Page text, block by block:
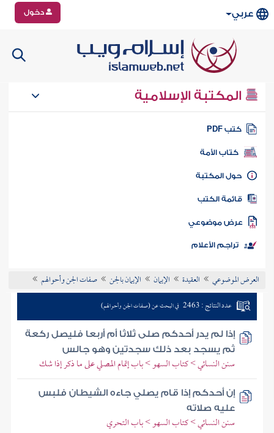
عربي دخول
المكتبة الإسلامية
كتب PDF
كتاب الأمة
المكتبة
الكتب
موضوعي
تراجم الأعلام
العرض الموضوعي العقيدة الإيمان الإيمان بالجن صفات الجن وأحوالهم
عدد النتائج : 2463 في البحث عن (صفات الجن وأحوالهم)
إذا لم يدر أحدكم صلى ثلاثا أم أربعا فليصل ركعة
ثم يسجد بعد ذلك سجدتين وهو جالس
سنن النسائي > كتاب السهو > باب إتمام المصلي على ما ذكر إذا شك
إن أحدكم إذا قام يصلي جاءه الشيطان فلبس
عليه صلاته
سنن النسائي > كتاب السهو > باب التحري